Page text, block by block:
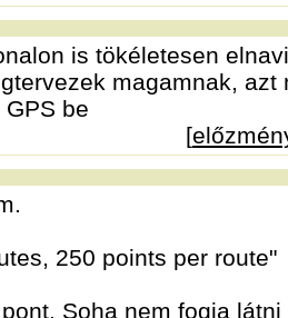
is tökéletesen
magamnak,
be
[
250 points per route"
Soha nem fogja